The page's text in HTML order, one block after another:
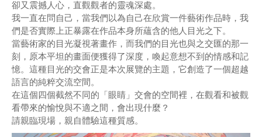
卻又震撼人心，直觀觀者的靈魂深處。
我一直在問自己，當我們以為自己在欣賞一件藝術作品時，我
們是否實際上正暴露在作品本身所蘊含的他人目光之下。
當藝術家的目光凝視著畫作，而我們的目光也與之交匯的那一
刻，原本平坦的畫面便獲得了深度，喚起意想不到的情感和記
憶。這種目光的交會正是本次展覽的主題，它創造了一個超越
語言的純粹交流空間。
在這個四個截然不同的「眼睛」交會的空間裡，在觀看和被觀
看帶來的愉悅與不適之間，會出現什麼？
請親臨現場，親自體驗這種質感。